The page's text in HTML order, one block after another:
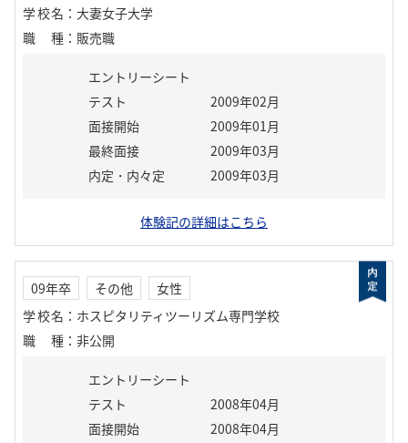
学校名 ： 大妻女子大学
職種 ： 販売職
エントリーシート
テスト
2009年02月
面接開始
2009年01月
最終面接
2009年03月
内定・内々定
2009年03月
体験記の詳細はこちら
09年卒 その他
女性
学校名 ： ホスピタリティツーリズム専門学校
職種 ： 非公開
エントリーシート
テスト
2008年04月
面接開始
2008年04月